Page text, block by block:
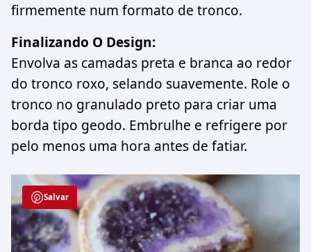
firmemente num formato de tronco.
Finalizando O Design:
Envolva as camadas preta e branca ao redor
do tronco roxo, selando suavemente. Role o
tronco no granulado preto para criar uma
borda tipo geodo. Embrulhe e refrigere por
pelo menos uma hora antes de fatiar.
Salvar